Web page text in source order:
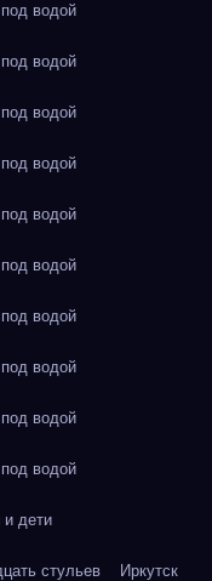
водой
водой
водой
водой
водой
водой
водой
водой
водой
водой
дети
стульев Иркутск